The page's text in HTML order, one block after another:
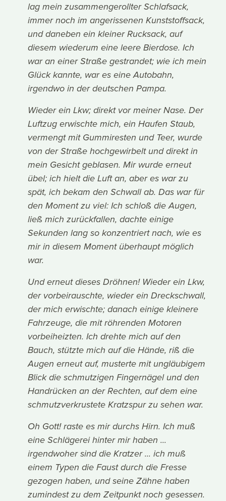
lag mein zusammengerollter Schlafsack,
immer noch im angerissenen Kunststoffsack,
und daneben ein kleiner Rucksack, auf
diesem wiederum eine leere Bierdose. Ich
war an einer Straße gestrandet; wie ich mein
Glück kannte, war es eine Autobahn,
irgendwo in der deutschen Pampa.
Wieder ein Lkw; direkt vor meiner Nase. Der
Luftzug erwischte mich, ein Haufen Staub,
vermengt mit Gummiresten und Teer, wurde
von der Straße hochgewirbelt und direkt in
mein Gesicht geblasen. Mir wurde erneut
übel; ich hielt die Luft an, aber es war zu
spät, ich bekam den Schwall ab. Das war für
den Moment zu viel: Ich schloß die Augen,
ließ mich zurückfallen, dachte einige
Sekunden lang so konzentriert nach, wie es
mir in diesem Moment überhaupt möglich
war.
Und erneut dieses Dröhnen! Wieder ein Lkw,
der vorbeirauschte, wieder ein Dreckschwall,
der mich erwischte; danach einige kleinere
Fahrzeuge, die mit röhrenden Motoren
vorbeiheizten. Ich drehte mich auf den
Bauch, stützte mich auf die Hände, riß die
Augen erneut auf, musterte mit ungläubigem
Blick die schmutzigen Fingernägel und den
Handrücken an der Rechten, auf dem eine
schmutzverkrustete Kratzspur zu sehen war.
Oh Gott! raste es mir durchs Hirn. Ich muß
eine Schlägerei hinter mir haben ...
irgendwoher sind die Kratzer ... ich muß
einem Typen die Faust durch die Fresse
gezogen haben, und seine Zähne haben
zumindest zu dem Zeitpunkt noch gesessen.